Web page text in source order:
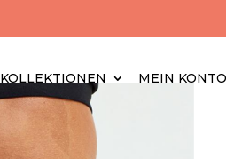
KOLLEKTIONEN MEIN KONTO